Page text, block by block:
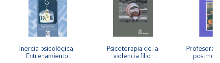
Inercia psicológica.
Entrenamiento
Psicoterapia de la
violencia filio-